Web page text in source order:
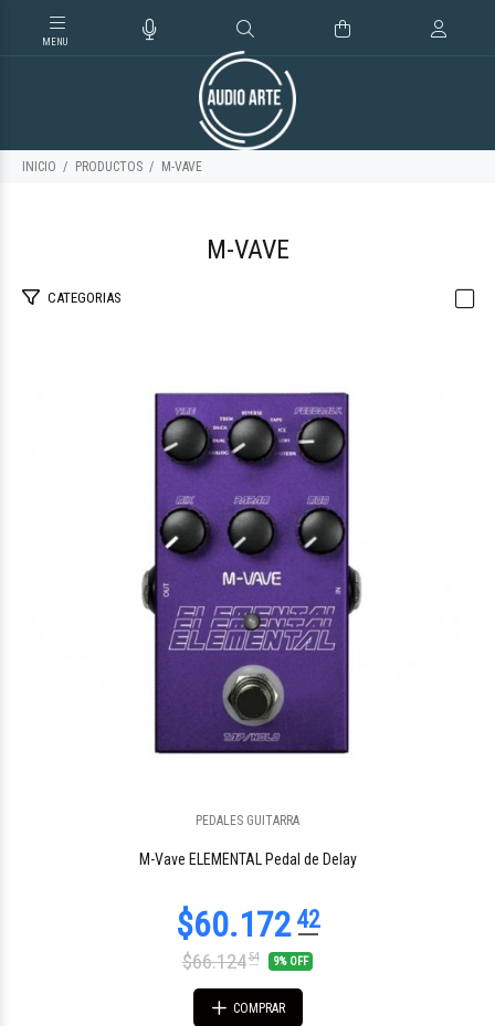
INICIO PRODUCTOS M-VAVE
M-VAVE
CATEGORIAS
PEDALES GUITARRA
M-Vave ELEMENTAL Pedal de Delay
$66.12454 9% OFF
COMPRAR